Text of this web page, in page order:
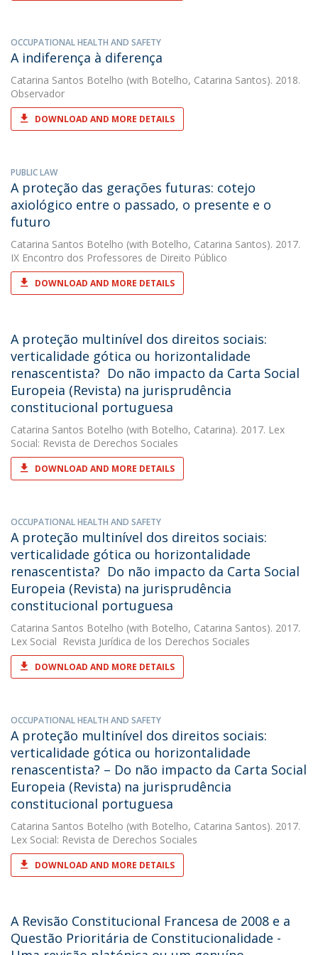
OCCUPATIONAL HEALTH AND SAFETY
A indiferença à diferença
Catarina Santos Botelho (with Botelho, Catarina Santos). 2018.
Observador
DOWNLOAD AND MORE DETAILS
PUBLIC LAW
A proteção das gerações futuras: cotejo
axiológico entre o passado, o presente e o
futuro
Catarina Santos Botelho (with Botelho, Catarina Santos). 2017.
IX Encontro dos Professores de Direito Público
DOWNLOAD AND MORE DETAILS
A proteção multinível dos direitos sociais:
verticalidade gótica ou horizontalidade
renascentista?  Do não impacto da Carta Social
Europeia (Revista) na jurisprudência
constitucional portuguesa
Catarina Santos Botelho (with Botelho, Catarina). 2017. Lex
Social: Revista de Derechos Sociales
DOWNLOAD AND MORE DETAILS
OCCUPATIONAL HEALTH AND SAFETY
A proteção multinível dos direitos sociais:
verticalidade gótica ou horizontalidade
renascentista?  Do não impacto da Carta Social
Europeia (Revista) na jurisprudência
constitucional portuguesa
Catarina Santos Botelho (with Botelho, Catarina Santos). 2017.
Lex Social  Revista Jurídica de los Derechos Sociales
DOWNLOAD AND MORE DETAILS
OCCUPATIONAL HEALTH AND SAFETY
A proteção multinível dos direitos sociais:
verticalidade gótica ou horizontalidade
renascentista? – Do não impacto da Carta Social
Europeia (Revista) na jurisprudência
constitucional portuguesa
Catarina Santos Botelho (with Botelho, Catarina Santos). 2017.
Lex Social: Revista de Derechos Sociales
DOWNLOAD AND MORE DETAILS
A Revisão Constitucional Francesa de 2008 e a
Questão Prioritária de Constitucionalidade -